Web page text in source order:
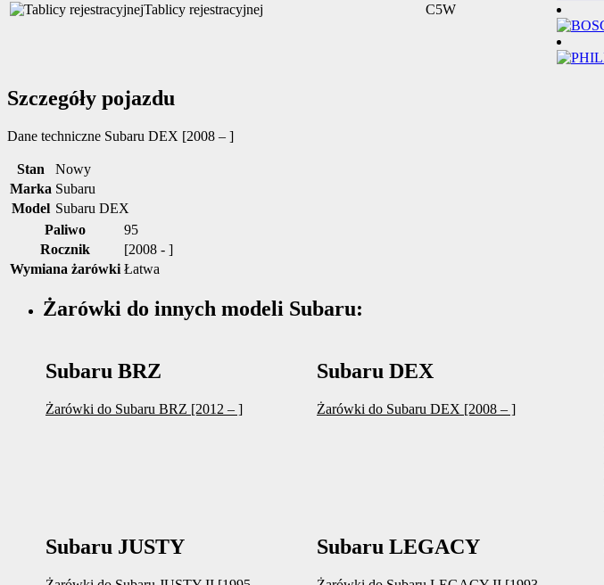
Tablicy rejestracyjnej C5W
Szczegóły pojazdu
Dane techniczne Subaru DEX [2008 – ]
Stan
Nowy
Marka Subaru
Model Subaru DEX
Paliwo
95
Rocznik
[2008 - ]
Wymiana żarówki Łatwa
Żarówki do innych modeli Subaru:
Subaru BRZ
Żarówki do Subaru BRZ [2012 – ]
Subaru DEX
Żarówki do Subaru DEX [2008 – ]
Subaru JUSTY Subaru LEGACY